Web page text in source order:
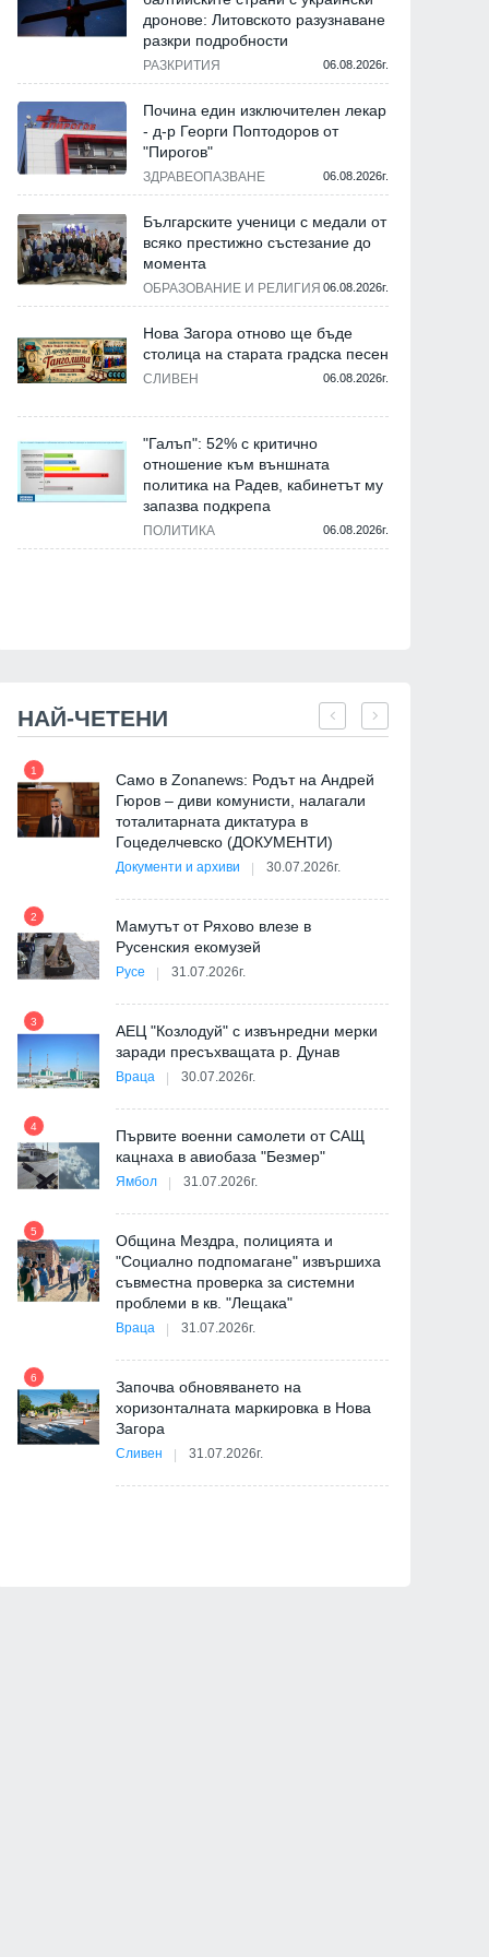
Еврото е привлякло 7 пъти
април
22.06.2026г.
Обменяме безплатно
дронове: Литовското разузнаване
разкри подробности
РАЗКРИТИЯ 06.08.2026г.
Почина един изключителен лекар
- д-р Георги Поптодоров от
"Пирогов"
ЗДРАВЕОПАЗВАНЕ 06.08.2026г.
Българските ученици с медали от
всяко престижно състезание до
момента
ОБРАЗОВАНИЕ И РЕЛИГИЯ 06.08.2026г.
Нова Загора отново ще бъде
столица на старата градска песен
СЛИВЕН 06.08.2026г.
"Галъп": 52% с критично
отношение към външната
политика на Радев, кабинетът му
запазва подкрепа
ПОЛИТИКА 06.08.2026г.
НАЙ-ЧЕТЕНИ
1
Само в Zonanews: Родът на Андрей
Гюров – диви комунисти, налагали
тоталитарната диктатура в
Гоцеделчевско (ДОКУМЕНТИ)
Документи и архиви 30.07.2026г.
2
Мамутът от Ряхово влезе в
Русенския екомузей
Русе 31.07.2026г.
3
АЕЦ "Козлодуй" с извънредни мерки
заради пресъхващата р. Дунав
Враца 30.07.2026г.
4
Първите военни самолети от САЩ
кацнаха в авиобаза "Безмер"
Ямбол 31.07.2026г.
5
Община Мездра, полицията и
"Социално подпомагане" извършиха
съвместна проверка за системни
проблеми в кв. "Лещака"
Враца 31.07.2026г.
6
Започва обновяването на
хоризонталната маркировка в Нова
Загора
Сливен 31.07.2026г.